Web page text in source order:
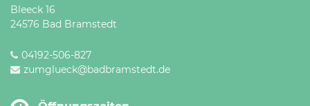
Bleeck 16
24576 Bad Bramstedt
04192-506-827
zumglueck@badbramstedt.de